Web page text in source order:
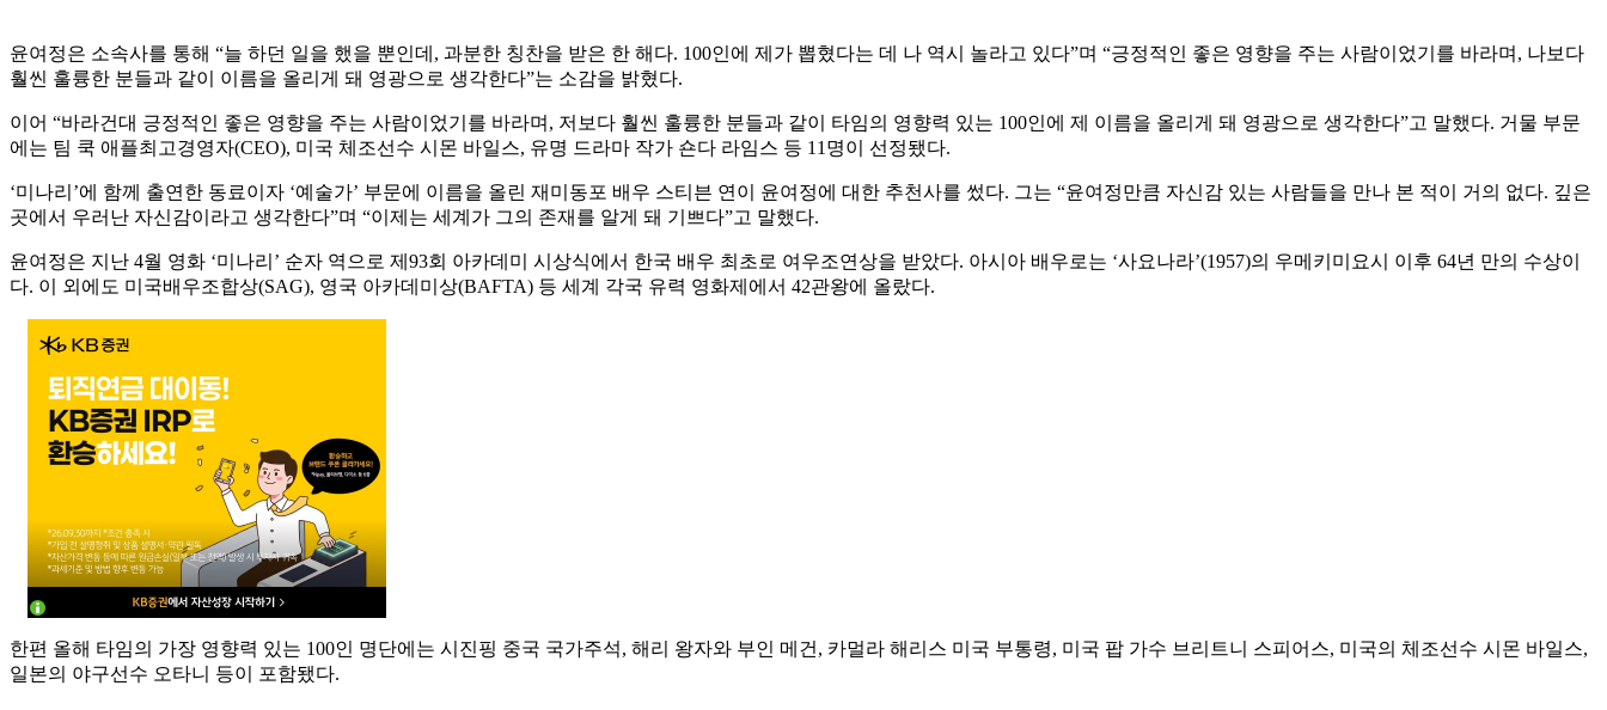
윤여정은 소속사를 통해 “늘 하던 일을 했을 뿐인데, 과분한 칭찬을 받은 한 해다. 100인에 제가 뽑혔다는 데 나 역시 놀라고 있다”며 “긍정적인 좋은 영향을 주는 사람이었기를 바라며, 나보다
훨씬 훌륭한 분들과 같이 이름을 올리게 돼 영광으로 생각한다”는 소감을 밝혔다.
이어 “바라건대 긍정적인 좋은 영향을 주는 사람이었기를 바라며, 저보다 훨씬 훌륭한 분들과 같이 타임의 영향력 있는 100인에 제 이름을 올리게 돼 영광으로 생각한다”고 말했다. 거물 부문
에는 팀 쿡 애플최고경영자(CEO), 미국 체조선수 시몬 바일스, 유명 드라마 작가 숀다 라임스 등 11명이 선정됐다.
‘미나리’에 함께 출연한 동료이자 ‘예술가’ 부문에 이름을 올린 재미동포 배우 스티븐 연이 윤여정에 대한 추천사를 썼다. 그는 “윤여정만큼 자신감 있는 사람들을 만나 본 적이 거의 없다. 깊은
곳에서 우러난 자신감이라고 생각한다”며 “이제는 세계가 그의 존재를 알게 돼 기쁘다”고 말했다.
윤여정은 지난 4월 영화 ‘미나리’ 순자 역으로 제93회 아카데미 시상식에서 한국 배우 최초로 여우조연상을 받았다. 아시아 배우로는 ‘사요나라’(1957)의 우메키미요시 이후 64년 만의 수상이
다. 이 외에도 미국배우조합상(SAG), 영국 아카데미상(BAFTA) 등 세계 각국 유력 영화제에서 42관왕에 올랐다.
한편 올해 타임의 가장 영향력 있는 100인 명단에는 시진핑 중국 국가주석, 해리 왕자와 부인 메건, 카멀라 해리스 미국 부통령, 미국 팝 가수 브리트니 스피어스, 미국의 체조선수 시몬 바일스,
일본의 야구선수 오타니 등이 포함됐다.